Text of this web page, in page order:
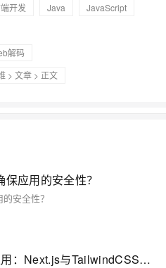
开发 Java
JavaScript
解码
> 文章 > 正文
应用的安全性？
安全性？
构建高性能图像处理Web应用：Next.js与TailwindCSS实践